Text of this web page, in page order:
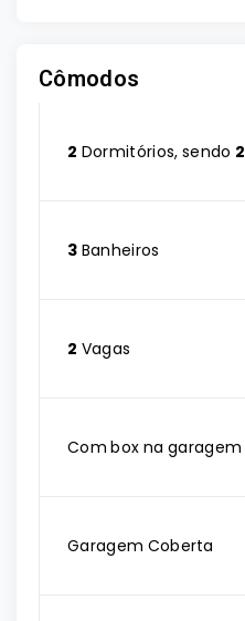
Cômodos
2 Dormitórios, sendo 2
3 Banheiros
2 Vagas
Com box na garagem
Garagem Coberta